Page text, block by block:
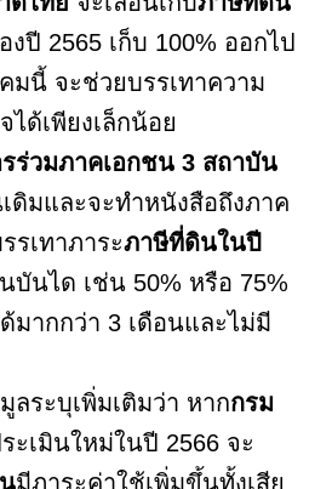
งปี 2565 เก็บ 100% ออกไป
มนี้ จะช่วยบรรเทาความ
ได้เพียงเล็กน้อย
ร่วมภาคเอกชน 3 สถาบัน
ดิมและจะทำหนังสือถึงภาค
รเทาภาระภาษีที่ดินในปี
บันได เช่น 50% หรือ 75%
มากกว่า 3 เดือนและไม่มี
ลระบุเพิ่มเติมว่า หากกรม
ะเมินใหม่ในปี 2566 จะ
มีภาระค่าใช้เพิ่มขึ้นทั้งเสีย